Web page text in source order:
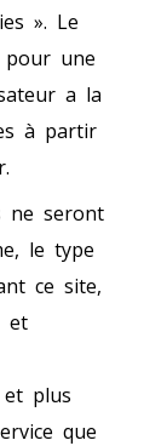
». Le
pour une
a la
à partir
ne seront
le type
ce site,
et
plus
que